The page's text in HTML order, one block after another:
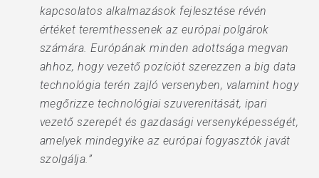
kapcsolatos alkalmazások fejlesztése révén
értéket teremthessenek az európai polgárok
számára. Európának minden adottsága megvan
ahhoz, hogy vezető pozíciót szerezzen a big data
technológia terén zajló versenyben, valamint hogy
megőrizze technológiai szuverenitását, ipari
vezető szerepét és gazdasági versenyképességét,
amelyek mindegyike az európai fogyasztók javát
szolgálja.”